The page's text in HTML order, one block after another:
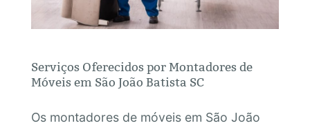
Serviços Oferecidos por Montadores de
Móveis em São João Batista SC
Os montadores de móveis em São João